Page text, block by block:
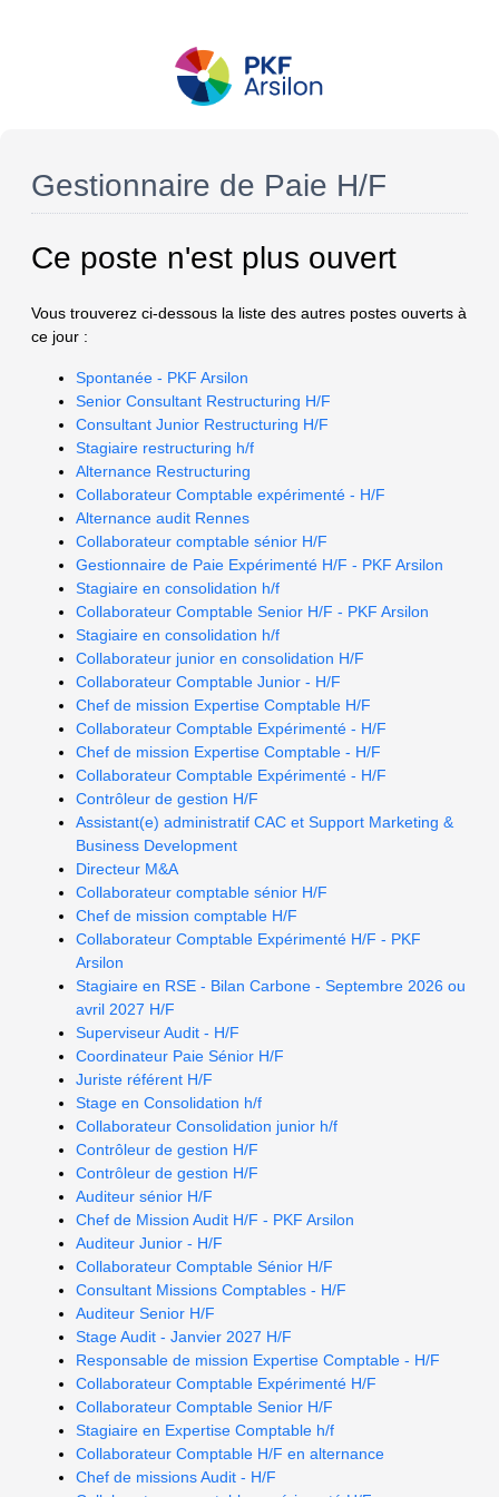
Gestionnaire de Paie H/F
Ce poste n'est plus ouvert
Vous trouverez ci-dessous la liste des autres postes ouverts à
ce jour :
Spontanée - PKF Arsilon
Senior Consultant Restructuring H/F
Consultant Junior Restructuring H/F
Stagiaire restructuring h/f
Alternance Restructuring
Collaborateur Comptable expérimenté - H/F
Alternance audit Rennes
Collaborateur comptable sénior H/F
Gestionnaire de Paie Expérimenté H/F - PKF Arsilon
Stagiaire en consolidation h/f
Collaborateur Comptable Senior H/F - PKF Arsilon
Stagiaire en consolidation h/f
Collaborateur junior en consolidation H/F
Collaborateur Comptable Junior - H/F
Chef de mission Expertise Comptable H/F
Collaborateur Comptable Expérimenté - H/F
Chef de mission Expertise Comptable - H/F
Collaborateur Comptable Expérimenté - H/F
Contrôleur de gestion H/F
Assistant(e) administratif CAC et Support Marketing &
Business Development
Directeur M&A
Collaborateur comptable sénior H/F
Chef de mission comptable H/F
Collaborateur Comptable Expérimenté H/F - PKF
Arsilon
Stagiaire en RSE - Bilan Carbone - Septembre 2026 ou
avril 2027 H/F
Superviseur Audit - H/F
Coordinateur Paie Sénior H/F
Juriste référent H/F
Stage en Consolidation h/f
Collaborateur Consolidation junior h/f
Contrôleur de gestion H/F
Contrôleur de gestion H/F
Auditeur sénior H/F
Chef de Mission Audit H/F - PKF Arsilon
Auditeur Junior - H/F
Collaborateur Comptable Sénior H/F
Consultant Missions Comptables - H/F
Auditeur Senior H/F
Stage Audit - Janvier 2027 H/F
Responsable de mission Expertise Comptable - H/F
Collaborateur Comptable Expérimenté H/F
Collaborateur Comptable Senior H/F
Stagiaire en Expertise Comptable h/f
Collaborateur Comptable H/F en alternance
Chef de missions Audit - H/F